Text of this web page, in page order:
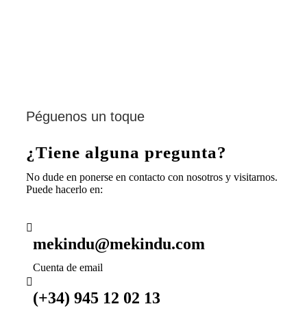
Péguenos un toque
¿Tiene alguna pregunta?
No dude en ponerse en contacto con nosotros y visitarnos.
Puede hacerlo en:
mekindu@mekindu.com
Cuenta de email
(+34) 945 12 02 13